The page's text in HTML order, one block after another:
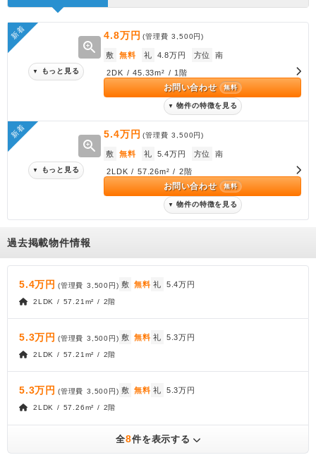
新着
zoom_in
▼ もっと見る
4.8万円 (管理費3,500円)
敷 無料 礼 4.8万円 方位 南
2DK / 45.33m² / 1階
お問い合わせ 無料
▼ 物件の特徴を見る
新着
zoom_in
▼ もっと見る
5.4万円 (管理費3,500円)
敷 無料 礼 5.4万円 方位 南
2LDK / 57.26m² / 2階
お問い合わせ 無料
▼ 物件の特徴を見る
過去掲載物件情報
5.4万円 (管理費 3,500円) 敷 無料 礼 5.4万円
2LDK / 57.21m² / 2階
5.3万円 (管理費 3,500円) 敷 無料 礼 5.3万円
2LDK / 57.21m² / 2階
5.3万円 (管理費 3,500円) 敷 無料 礼 5.3万円
2LDK / 57.26m² / 2階
全8件を表示する